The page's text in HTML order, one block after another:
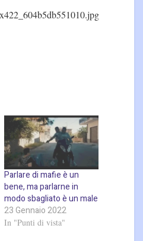
Parlare di mafie è un
bene, ma parlarne in
modo sbagliato è un male
23 Gennaio 2022
In "Punti di vista"